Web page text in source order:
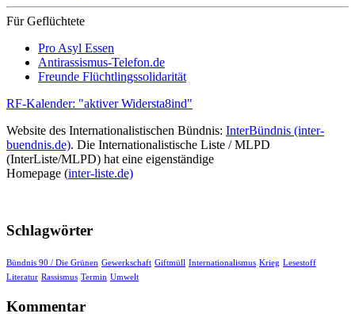
Für Geflüchtete
Pro Asyl Essen
Antirassismus-Telefon.de
Freunde Flüchtlingssolidarität
RF-Kalender: "aktiver Widersta8ind"
Website des Internationalistischen Bündnis: InterBündnis (inter-
buendnis.de). Die Internationalistische Liste / MLPD
(InterListe/MLPD) hat eine eigenständige
Homepage (inter-liste.de)
Schlagwörter
Bündnis 90 / Die Grünen Gewerkschaft Giftmüll Internationalismus Krieg Lesestoff
Literatur Rassismus Termin Umwelt
Kommentar